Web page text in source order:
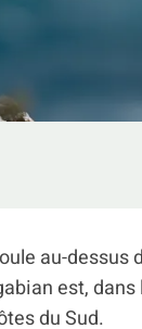
au-
est,
du Sud.